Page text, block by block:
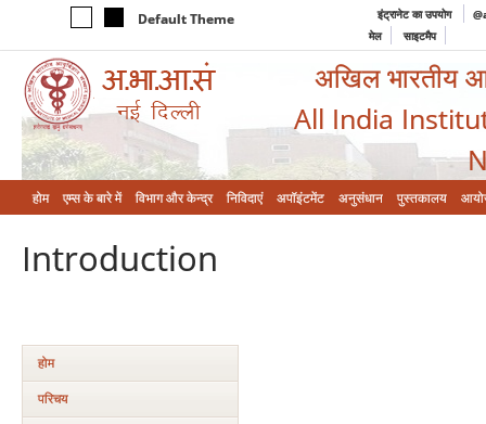
Default Theme इंट्रानेट का उपयोग
मेल
साइटमैप
अखिल भारतीय
All India
होम एम्‍स के बारे में विभाग और केन्‍द्र निविदाएं अपॉइंटमेंट अनुसंधान पुस्तकालय
Introduction
होम
परिचय